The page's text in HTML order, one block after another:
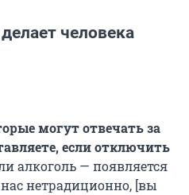
человека
могут отвечать за
если отключить
алкоголь — появляется
нетрадиционно, [вы